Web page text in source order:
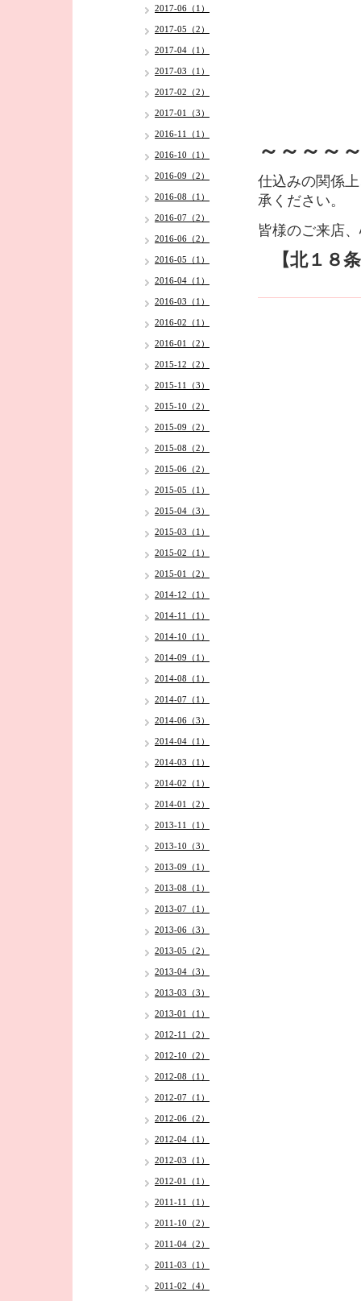
～～～～
仕込みの関係
承ください。
皆様のご来店
【北１８
2017-06（1）
2017-05（2）
2017-04（1）
2017-03（1）
2017-02（2）
2017-01（3）
2016-11（1）
2016-10（1）
2016-09（2）
2016-08（1）
2016-07（2）
2016-06（2）
2016-05（1）
2016-04（1）
2016-03（1）
2016-02（1）
2016-01（2）
2015-12（2）
2015-11（3）
2015-10（2）
2015-09（2）
2015-08（2）
2015-06（2）
2015-05（1）
2015-04（3）
2015-03（1）
2015-02（1）
2015-01（2）
2014-12（1）
2014-11（1）
2014-10（1）
2014-09（1）
2014-08（1）
2014-07（1）
2014-06（3）
2014-04（1）
2014-03（1）
2014-02（1）
2014-01（2）
2013-11（1）
2013-10（3）
2013-09（1）
2013-08（1）
2013-07（1）
2013-06（3）
2013-05（2）
2013-04（3）
2013-03（3）
2013-01（1）
2012-11（2）
2012-10（2）
2012-08（1）
2012-07（1）
2012-06（2）
2012-04（1）
2012-03（1）
2012-01（1）
2011-11（1）
2011-10（2）
2011-04（2）
2011-03（1）
2011-02（4）